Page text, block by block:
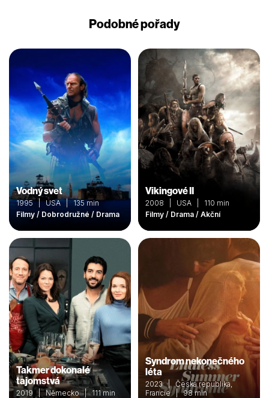
Podobné pořady
Vodný svet
1995 | USA | 135 min
Filmy / Dobrodružné / Drama
Vikingové II
2008 | USA | 110 min
Filmy / Drama / Akční
Takmer dokonalé
tajomstvá
2019 | Německo | 111 min
Syndrom nekonečného
léta
2023 | Česká republika,
Francie | 98 min